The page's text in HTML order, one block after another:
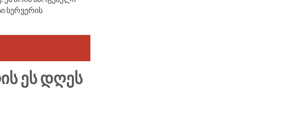
სერვერის
ᲔᲡ ᲓᲦᲔᲡ